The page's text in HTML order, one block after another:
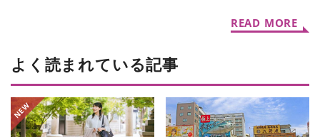
READ MORE
よく読まれている記事